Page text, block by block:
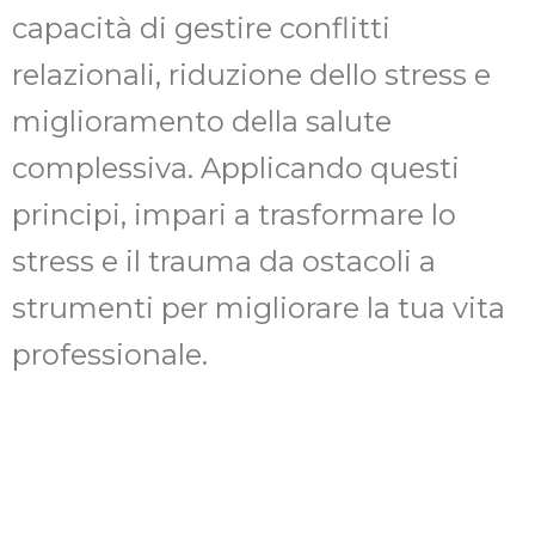
capacità di gestire conflitti
relazionali, riduzione dello stress e
miglioramento della salute
complessiva. Applicando questi
principi, impari a trasformare lo
stress e il trauma da ostacoli a
strumenti per migliorare la tua vita
professionale.